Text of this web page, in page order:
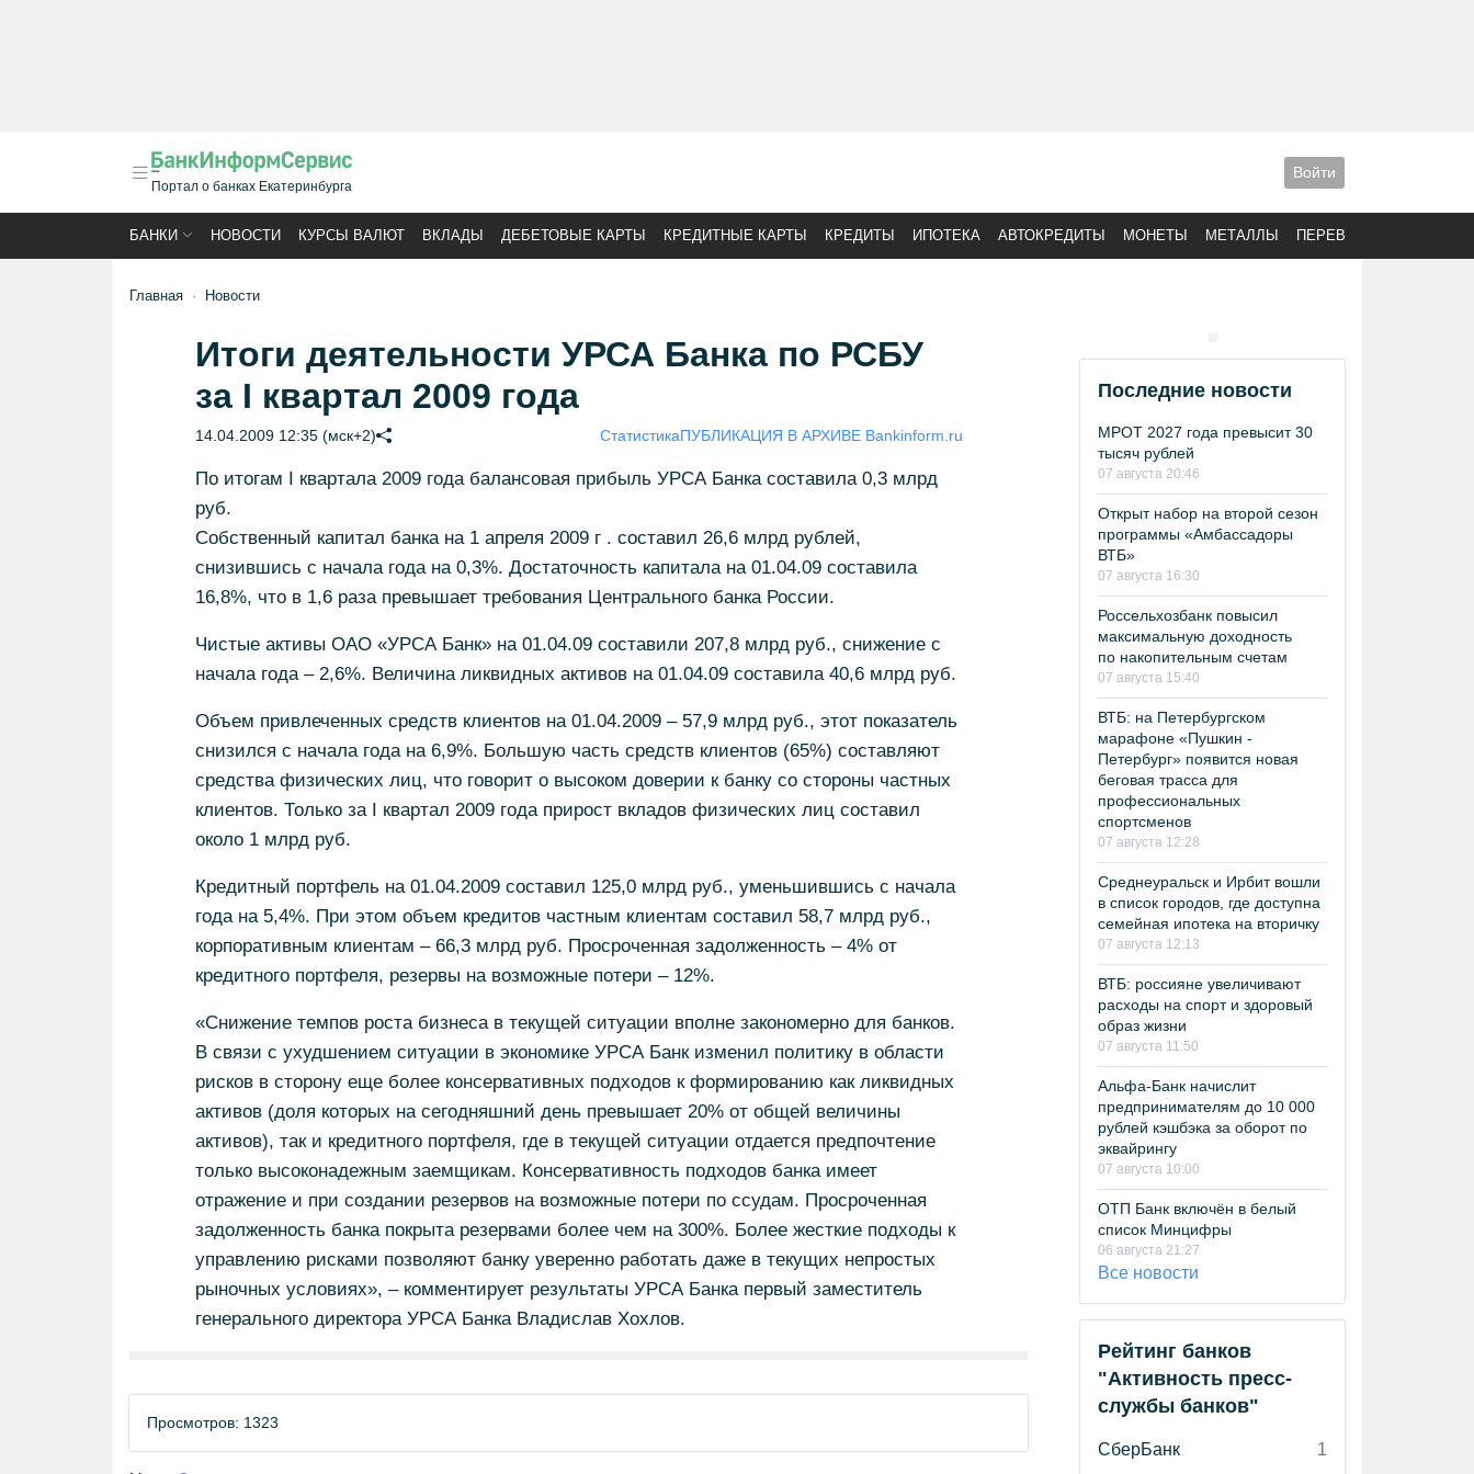
Портал о банках Екатеринбурга
Войти
БАНКИ НОВОСТИ КУРСЫ ВАЛЮТ ВКЛАДЫ ДЕБЕТОВЫЕ КАРТЫ КРЕДИТНЫЕ КАРТЫ КРЕДИТЫ ИПОТЕКА АВТОКРЕДИТЫ МОНЕТЫ МЕТАЛЛЫ ПЕРЕВОДЫ
Главная Новости
Итоги деятельности УРСА Банкa по РСБУ
за I квартал 2009 года
14.04.2009 12:35 (мск+2) СтатистикаПУБЛИКАЦИЯ В АРХИВЕ Bankinform.ru
По итогам I квартала 2009 года балансовая прибыль УРСА Банка составила 0,3 млрд
руб.
Собственный капитал банка на 1 апреля 2009 г . составил 26,6 млрд рублей,
снизившись с начала года на 0,3%. Достаточность капитала на 01.04.09 составила
16,8%, что в 1,6 раза превышает требования Центрального банка России.
Чистые активы ОАО «УРСА Банк» на 01.04.09 составили 207,8 млрд руб., снижение с
начала года – 2,6%. Величина ликвидных активов на 01.04.09 составила 40,6 млрд руб.
Объем привлеченных средств клиентов на 01.04.2009 – 57,9 млрд руб., этот показатель
снизился с начала года на 6,9%. Большую часть средств клиентов (65%) составляют
средства физических лиц, что говорит о высоком доверии к банку со стороны частных
клиентов. Только за I квартал 2009 года прирост вкладов физических лиц составил
около 1 млрд руб.
Кредитный портфель на 01.04.2009 составил 125,0 млрд руб., уменьшившись с начала
года на 5,4%. При этом объем кредитов частным клиентам составил 58,7 млрд руб.,
корпоративным клиентам – 66,3 млрд руб. Просроченная задолженность – 4% от
кредитного портфеля, резервы на возможные потери – 12%.
«Снижение темпов роста бизнеса в текущей ситуации вполне закономерно для банков.
В связи с ухудшением ситуации в экономике УРСА Банк изменил политику в области
рисков в сторону еще более консервативных подходов к формированию как ликвидных
активов (доля которых на сегодняшний день превышает 20% от общей величины
активов), так и кредитного портфеля, где в текущей ситуации отдается предпочтение
только высоконадежным заемщикам. Консервативность подходов банка имеет
отражение и при создании резервов на возможные потери по ссудам. Просроченная
задолженность банка покрыта резервами более чем на 300%. Более жесткие подходы к
управлению рисками позволяют банку уверенно работать даже в текущих непростых
рыночных условиях», – комментирует результаты УРСА Банка первый заместитель
генерального директора УРСА Банка Владислав Хохлов.
Просмотров: 1323
Последние новости
МРОТ 2027 года превысит 30
тысяч рублей
07 августа 20:46
Открыт набор на второй сезон
программы «Амбассадоры
ВТБ»
07 августа 16:30
Россельхозбанк повысил
максимальную доходность
по накопительным счетам
07 августа 15:40
ВТБ: на Петербургском
марафоне «Пушкин -
Петербург» появится новая
беговая трасса для
профессиональных
спортсменов
07 августа 12:28
Среднеуральск и Ирбит вошли
в список городов, где доступна
семейная ипотека на вторичку
07 августа 12:13
ВТБ: россияне увеличивают
расходы на спорт и здоровый
образ жизни
07 августа 11:50
Альфа-Банк начислит
предпринимателям до 10 000
рублей кэшбэка за оборот по
эквайрингу
07 августа 10:00
ОТП Банк включён в белый
список Минцифры
06 августа 21:27
Все новости
Рейтинг банков
"Активность пресс-
службы банков"
СберБанк
1